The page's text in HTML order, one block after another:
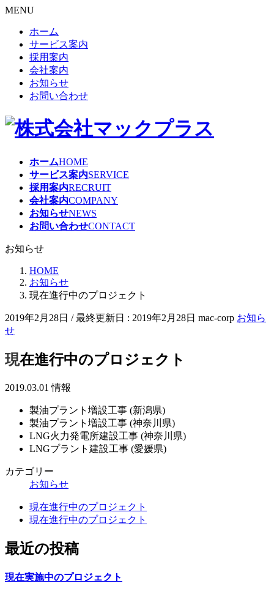
MENU
ホーム
サービス案内
採用案内
会社案内
お知らせ
お問い合わせ
ホームHOME
サービス案内SERVICE
採用案内RECRUIT
会社案内COMPANY
お知らせNEWS
お問い合わせCONTACT
お知らせ
HOME
お知らせ
現在進行中のプロジェクト
2019年2月28日 / 最終更新日 : 2019年2月28日 mac-corp お知ら
せ
現在進行中のプロジェクト
2019.03.01 情報
製油プラント増設工事 (新潟県)
製油プラント増設工事 (神奈川県)
LNG火力発電所建設工事 (神奈川県)
LNGプラント建設工事 (愛媛県)
カテゴリー
お知らせ
現在進行中のプロジェクト
現在進行中のプロジェクト
最近の投稿
現在実施中のプロジェクト